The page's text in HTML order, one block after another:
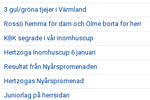
3 gul/gröna tjejer i Värmland
Rossö hemma för dam och Ölme borta för herr
KBK segrade i vår inomhuscup
Hertzöga Inomhuscup 6 januari
Resultat från Nyårspromenaden
Hertzögas Nyårspromenad
Juniorlag på herrsidan